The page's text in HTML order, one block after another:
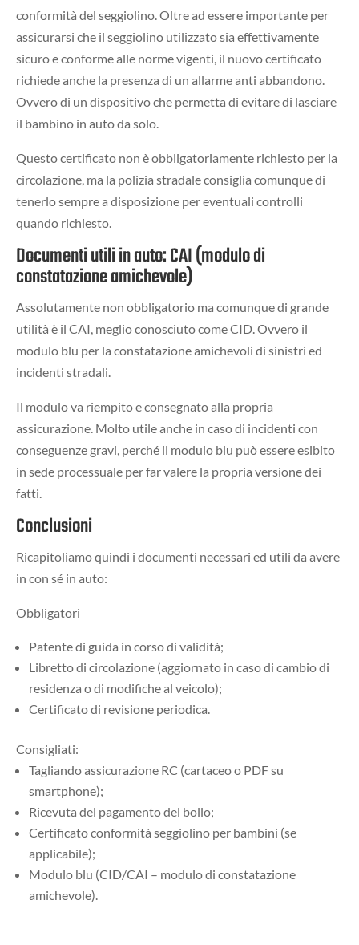
conformità del seggiolino. Oltre ad essere importante per
assicurarsi che il seggiolino utilizzato sia effettivamente
sicuro e conforme alle norme vigenti, il nuovo certificato
richiede anche la presenza di un allarme anti abbandono.
Ovvero di un dispositivo che permetta di evitare di lasciare
il bambino in auto da solo.
Questo certificato non è obbligatoriamente richiesto per la
circolazione, ma la polizia stradale consiglia comunque di
tenerlo sempre a disposizione per eventuali controlli
quando richiesto.
Documenti utili in auto: CAI (modulo di
constatazione amichevole)
Assolutamente non obbligatorio ma comunque di grande
utilità è il CAI, meglio conosciuto come CID. Ovvero il
modulo blu per la constatazione amichevoli di sinistri ed
incidenti stradali.
Il modulo va riempito e consegnato alla propria
assicurazione. Molto utile anche in caso di incidenti con
conseguenze gravi, perché il modulo blu può essere esibito
in sede processuale per far valere la propria versione dei
fatti.
Conclusioni
Ricapitoliamo quindi i documenti necessari ed utili da avere
in con sé in auto:
Obbligatori
Patente di guida in corso di validità;
Libretto di circolazione (aggiornato in caso di cambio di
residenza o di modifiche al veicolo);
Certificato di revisione periodica.
Consigliati:
Tagliando assicurazione RC (cartaceo o PDF su
smartphone);
Ricevuta del pagamento del bollo;
Certificato conformità seggiolino per bambini (se
applicabile);
Modulo blu (CID/CAI – modulo di constatazione
amichevole).